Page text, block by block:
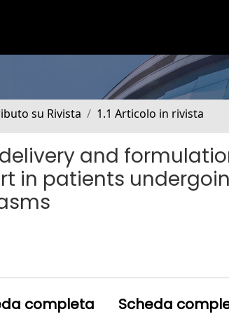
su Rivista 1.1 Articolo in rivista
and
in patients
completa Scheda